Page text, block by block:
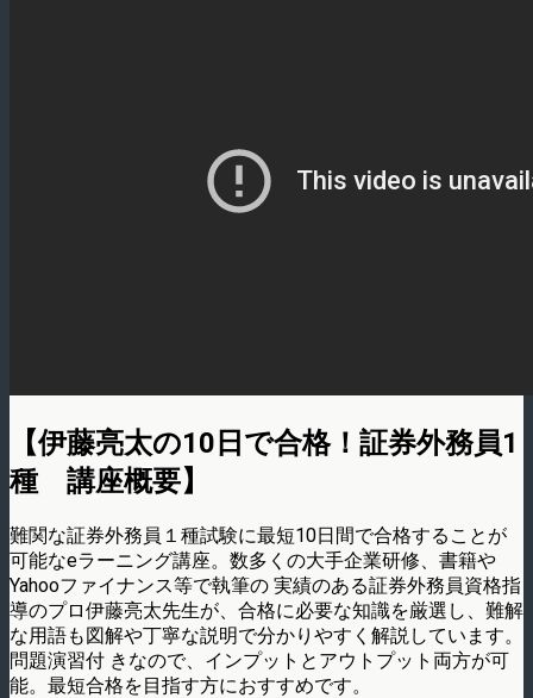
【伊藤亮太の10日で合格！証券外務員1
種 講座概要】
難関な証券外務員１種試験に最短10日間で合格することが
可能なeラーニング講座。数多くの大手企業研修、書籍や
Yahooファイナンス等で執筆の 実績のある証券外務員資格指
導のプロ伊藤亮太先生が、合格に必要な知識を厳選し、難解
な用語も図解や丁寧な説明で分かりやすく解説しています。
問題演習付 きなので、インプットとアウトプット両方が可
能。最短合格を目指す方におすすめです。